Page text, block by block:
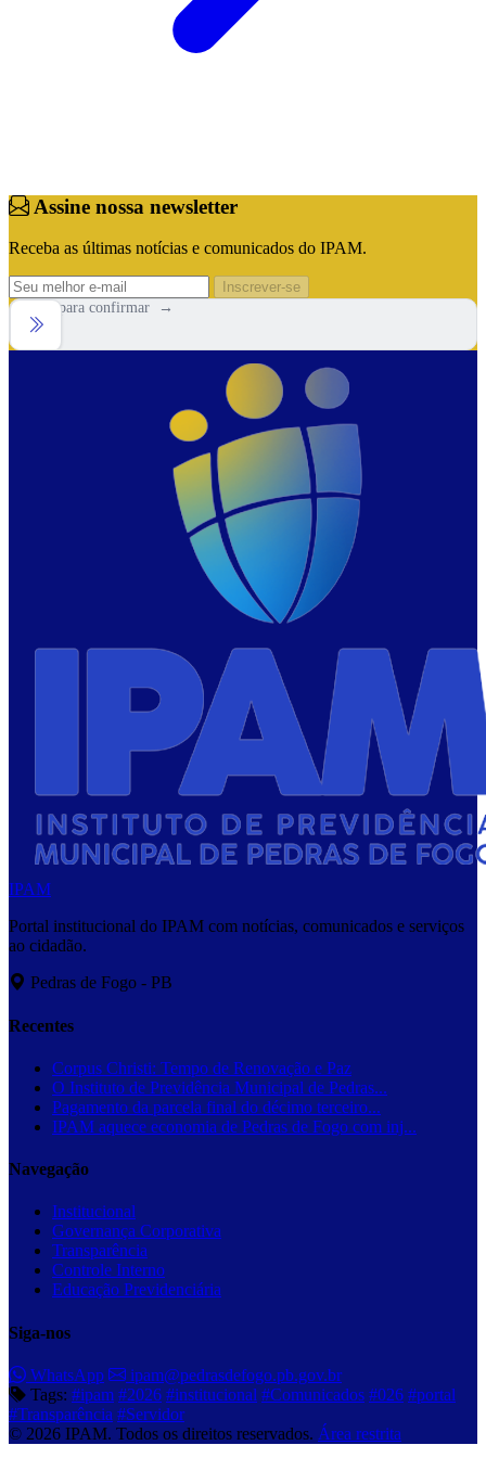
Assine nossa newsletter
Receba as últimas notícias e comunicados do IPAM.
Inscrever-se
Arraste para confirmar →
IPAM
Portal institucional do IPAM com notícias, comunicados e serviços
ao cidadão.
Pedras de Fogo - PB
Recentes
Corpus Christi: Tempo de Renovação e Paz
O Instituto de Previdência Municipal de Pedras...
Pagamento da parcela final do décimo terceiro...
IPAM aquece economia de Pedras de Fogo com inj...
Navegação
Institucional
Governança Corporativa
Transparência
Controle Interno
Educação Previdenciária
Siga-nos
WhatsApp
ipam@pedrasdefogo.pb.gov.br
Tags: #ipam #2026 #institucional #Comunicados #026 #portal
#Transparência #Servidor
© 2026 IPAM. Todos os direitos reservados. Área restrita